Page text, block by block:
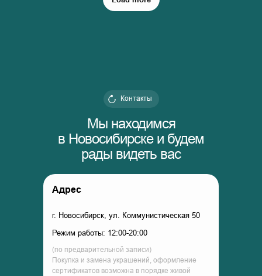
Мы находимся
в Новосибирске и будем
рады видеть вас
Контакты
Адрес
г. Новосибирск, ул. Коммунистическая 50
Режим работы: 12:00-20:00
(по предварительной записи)
Покупка и замена украшений, оформление
сертификатов возможна в порядке живой